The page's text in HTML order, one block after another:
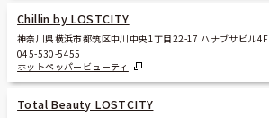
Chillin by LOSTCITY
神奈川県横浜市都筑区中川中央1丁目22-17 ハナブサビル4F
045-530-5455
ホットペッパービューティ
Total Beauty LOSTCITY